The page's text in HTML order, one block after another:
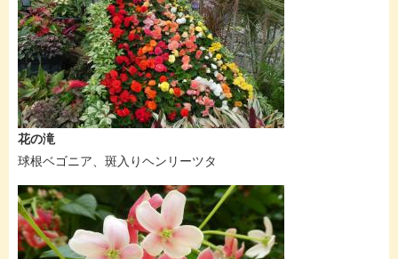
花の滝
球根ベゴニア、斑入りヘンリーツタ